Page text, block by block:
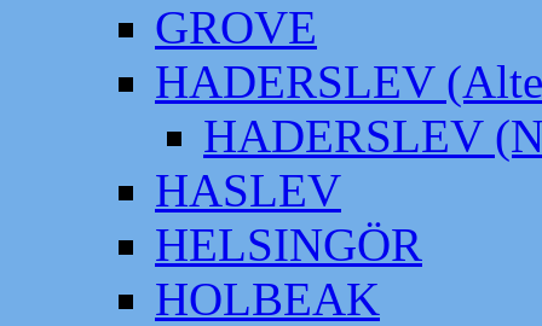
GROVE
HADERSLEV
HADERSLEV
HASLEV
HELSINGÖR
HOLBEAK